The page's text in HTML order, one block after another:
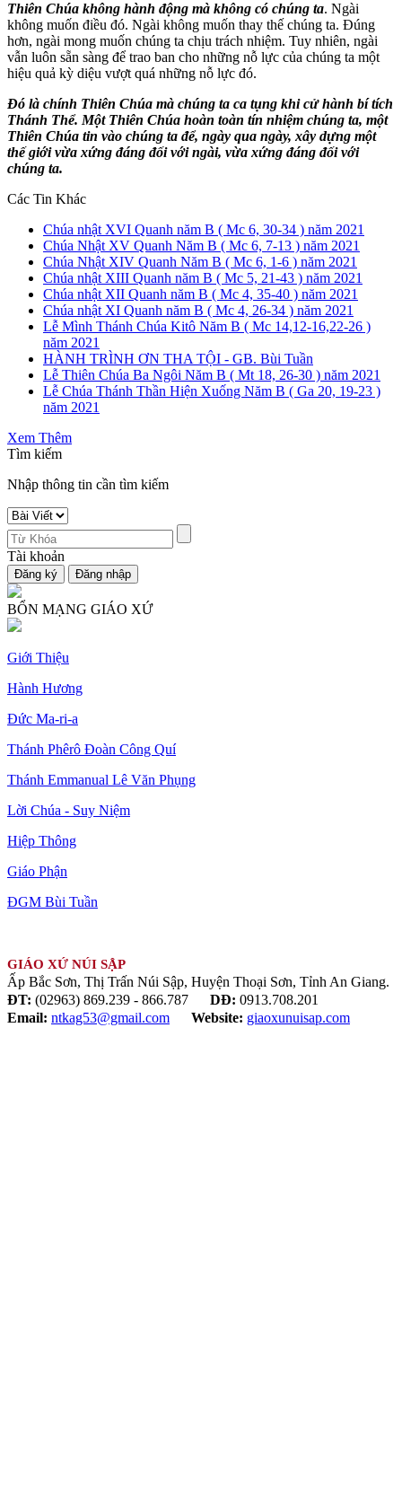
Thiên Chúa không hành động mà không có chúng ta. Ngài
không muốn điều đó. Ngài không muốn thay thế chúng ta. Đúng
hơn, ngài mong muốn chúng ta chịu trách nhiệm. Tuy nhiên, ngài
vẫn luôn sẵn sàng để trao ban cho những nỗ lực của chúng ta một
hiệu quả kỳ diệu vượt quá những nỗ lực đó.
Đó là chính Thiên Chúa mà chúng ta ca tụng khi cử hành bí tích
Thánh Thể. Một Thiên Chúa hoàn toàn tín nhiệm chúng ta, một
Thiên Chúa tin vào chúng ta để, ngày qua ngày, xây dựng một
thế giới vừa xứng đáng đối với ngài, vừa xứng đáng đối với
chúng ta.
Các Tin Khác
Chúa nhật XVI Quanh năm B ( Mc 6, 30-34 ) năm 2021
Chúa Nhật XV Quanh Năm B ( Mc 6, 7-13 ) năm 2021
Chúa Nhật XIV Quanh Năm B ( Mc 6, 1-6 ) năm 2021
Chúa nhật XIII Quanh năm B ( Mc 5, 21-43 ) năm 2021
Chúa nhật XII Quanh năm B ( Mc 4, 35-40 ) năm 2021
Chúa nhật XI Quanh năm B ( Mc 4, 26-34 ) năm 2021
Lễ Mình Thánh Chúa Kitô Năm B ( Mc 14,12-16,22-26 )
năm 2021
HÀNH TRÌNH ƠN THA TỘI - GB. Bùi Tuần
Lễ Thiên Chúa Ba Ngôi Năm B ( Mt 18, 26-30 ) năm 2021
Lễ Chúa Thánh Thần Hiện Xuống Năm B ( Ga 20, 19-23 )
năm 2021
Xem Thêm
Tìm kiếm
Nhập thông tin cần tìm kiếm
Tài khoản
BỔN MẠNG GIÁO XỨ
Giới Thiệu
Hành Hương
Đức Ma-ri-a
Thánh Phêrô Đoàn Công Quí
Thánh Emmanual Lê Văn Phụng
Lời Chúa - Suy Niệm
Hiệp Thông
Giáo Phận
ĐGM Bùi Tuần
GIÁO XỨ NÚI SẬP
Ấp Bắc Sơn, Thị Trấn Núi Sập, Huyện Thoại Sơn, Tỉnh An Giang.
ĐT: (02963) 869.239 - 866.787 DĐ: 0913.708.201
Email: ntkag53@gmail.com Website: giaoxunuisap.com